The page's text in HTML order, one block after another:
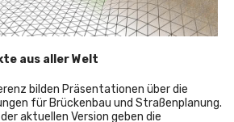
aus aller Welt
bilden Präsentationen über die
für Brückenbau und Straßenplanung.
aktuellen Version geben die